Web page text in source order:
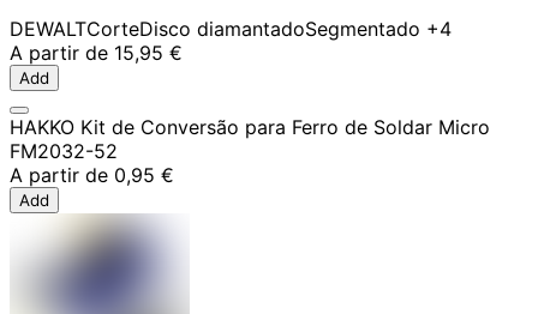
DEWALTCorteDisco diamantadoSegmentado +4
A partir de 15,95 €
Add
HAKKO Kit de Conversão para Ferro de Soldar Micro
FM2032-52
A partir de 0,95 €
Add